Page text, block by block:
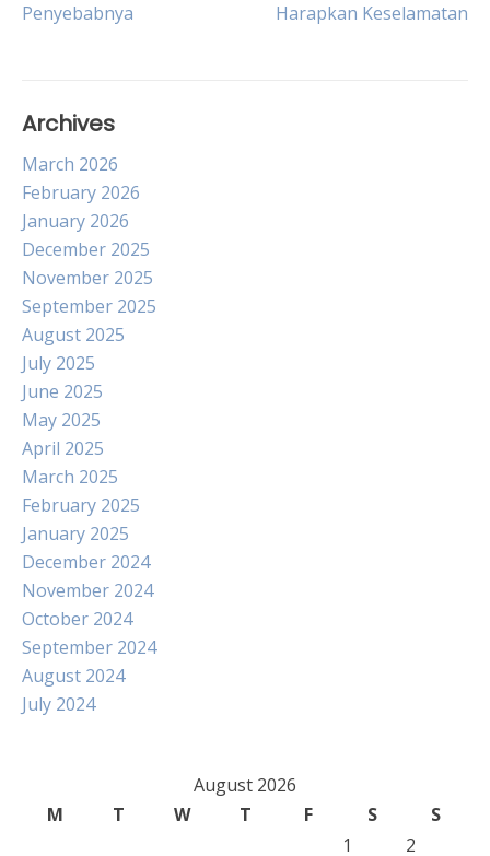
navigation
Penyebabnya
Harapkan Keselamatan
Archives
March 2026
February 2026
January 2026
December 2025
November 2025
September 2025
August 2025
July 2025
June 2025
May 2025
April 2025
March 2025
February 2025
January 2025
December 2024
November 2024
October 2024
September 2024
August 2024
July 2024
August 2026
M
T W T F S
S
1
2